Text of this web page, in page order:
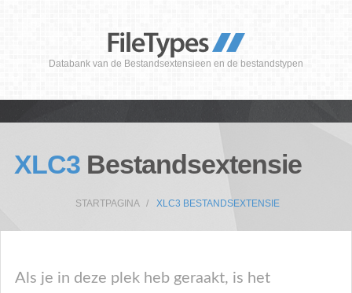
Databank van de Bestandsextensieen en de bestandstypen
XLC3 Bestandsextensie
STARTPAGINA XLC3 BESTANDSEXTENSIE
Als je in deze plek heb geraakt, is het